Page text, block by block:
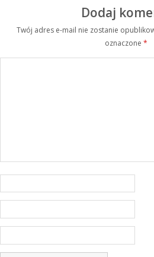
Dodaj
Twój adres e-mail nie zostanie
oznaczone *